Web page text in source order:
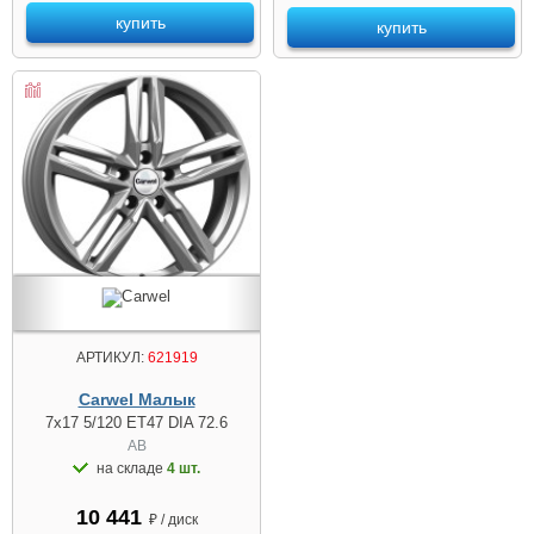
купить купить
АРТИКУЛ:621919
Carwel Малык
7x17 5/120 ET47 DIA 72.6
AB
на складе 4 шт.
10 441 ₽ / диск